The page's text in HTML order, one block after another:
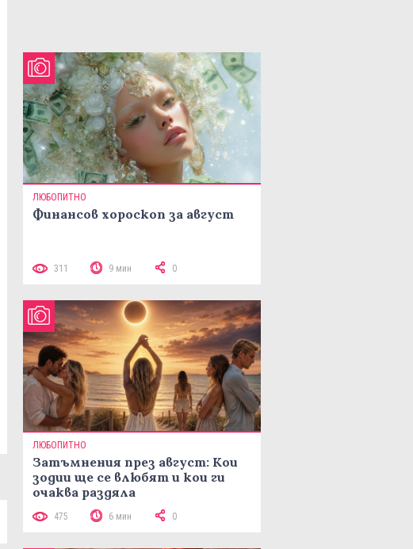
ЛЮБОПИТНО
Финансов хороскоп за август
311 9 мин 0
ЛЮБОПИТНО
Затъмнения през август: Кои
зодии ще се влюбят и кои ги
очаква раздяла
475 6 мин 0